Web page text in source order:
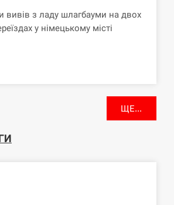
вивів з ладу шлагбауми на двох
у німецькому місті
ЩЕ...